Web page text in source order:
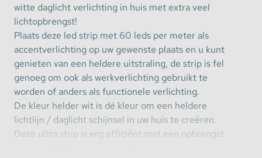
witte daglicht verlichting in huis met extra veel
lichtopbrengst!
Plaats deze led strip met 60 leds per meter als
accentverlichting op uw gewenste plaats en u kunt
genieten van een heldere uitstraling, de strip is fel
genoeg om ook als werkverlichting gebruikt te
worden of anders als functionele verlichting.
De kleur helder wit is dé kleur om een heldere
lichtlijn / daglicht schijnsel in uw huis te creëren.
Deze ultra strip is erg efficiënt met een opbrengst